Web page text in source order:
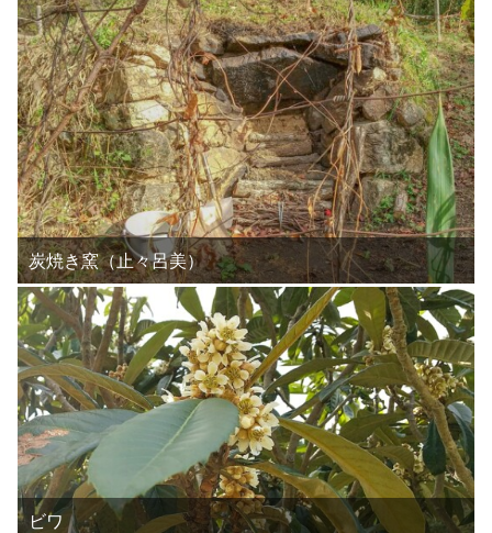
炭焼き窯（止々呂美）
ビワ